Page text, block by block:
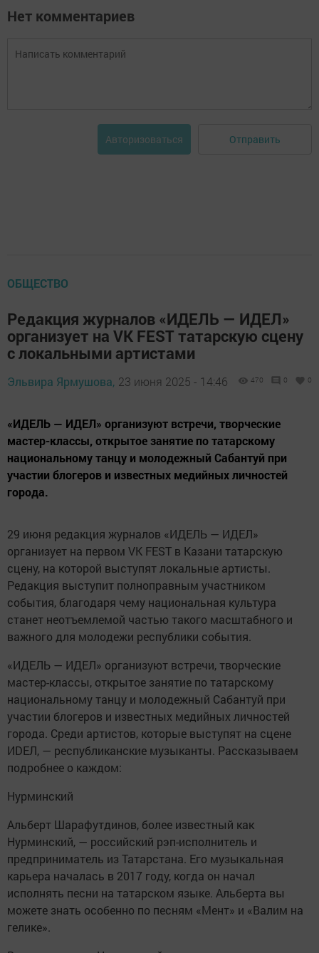
Нет комментариев
Авторизоваться Отправить
ОБЩЕСТВО
Редакция журналов «ИДЕЛЬ — ИДЕЛ»
организует на VK FEST татарскую сцену
с локальными артистами
Эльвира Ярмушова, 23 июня 2025 - 14:46 470 0 0
«ИДЕЛЬ — ИДЕЛ» организуют встречи, творческие
мастер-классы, открытое занятие по татарскому
национальному танцу и молодежный Сабантуй при
участии блогеров и известных медийных личностей
города.
29 июня редакция журналов «ИДЕЛЬ — ИДЕЛ»
организует на первом VK FEST в Казани татарскую
сцену, на которой выступят локальные артисты.
Редакция выступит полноправным участником
события, благодаря чему национальная культура
станет неотъемлемой частью такого масштабного и
важного для молодежи республики события.
«ИДЕЛЬ — ИДЕЛ» организуют встречи, творческие
мастер-классы, открытое занятие по татарскому
национальному танцу и молодежный Сабантуй при
участии блогеров и известных медийных личностей
города. Среди артистов, которые выступят на сцене
ИDЕЛ, — республиканские музыканты. Рассказываем
подробнее о каждом:
Нурминский
Альберт Шарафутдинов, более известный как
Нурминский, — российский рэп-исполнитель и
предприниматель из Татарстана. Его музыкальная
карьера началась в 2017 году, когда он начал
исполнять песни на татарском языке. Альберта вы
можете знать особенно по песням «Мент» и «Валим на
гелике».